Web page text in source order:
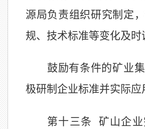
源局负责组织研究制定
规、技术标准等变化及时
鼓励有条件的矿业
极研制企业标准并实际应
第十三条
矿山企